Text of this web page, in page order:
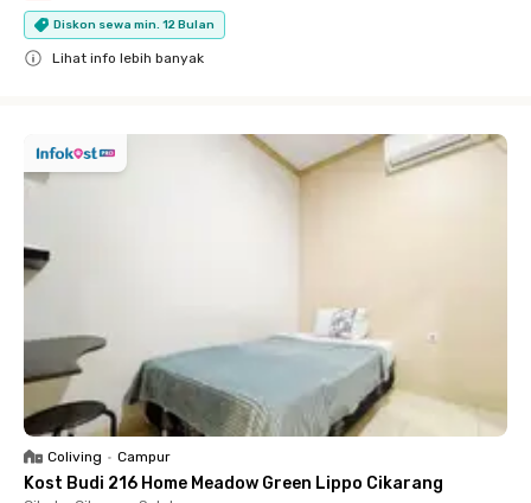
Diskon sewa min. 12 Bulan
Lihat info lebih banyak
Coliving • Campur
Kost Budi 216 Home Meadow Green Lippo Cikarang